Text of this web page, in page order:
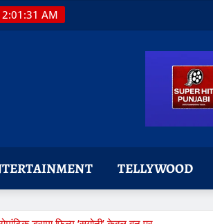
2:01:32 AM
TELLYWOOD